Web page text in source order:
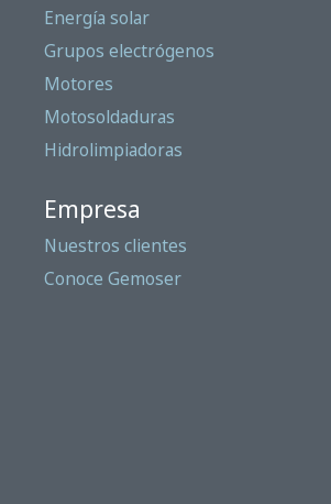
Energía solar
Grupos electrógenos
Motores
Motosoldaduras
Hidrolimpiadoras
Empresa
Nuestros clientes
Conoce Gemoser